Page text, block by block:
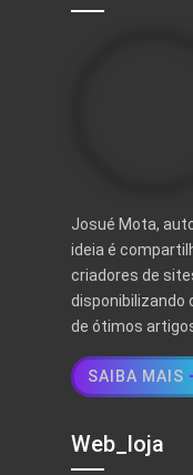
Josué Mota,
ideia é
criadores de
disponibilizando
de ótimos
SAIBA MAIS
Web_loja